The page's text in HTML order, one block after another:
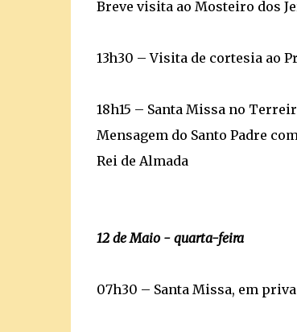
Breve visita ao Mosteiro dos
13h30 – Visita de cortesia ao
18h15 – Santa Missa no
Mensagem do Santo Padre
Rei de Almada
12 de Maio - quarta-feira
07h30 – Santa Missa, em